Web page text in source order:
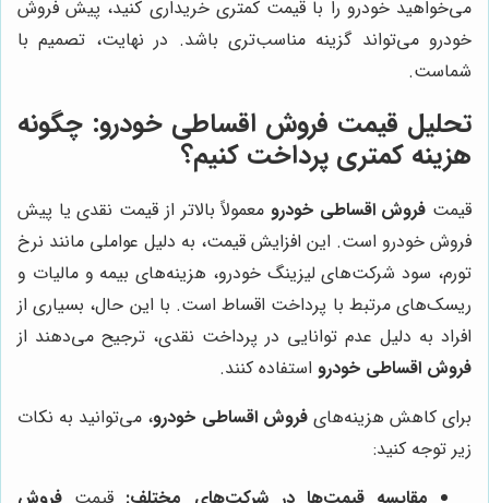
می‌خواهید خودرو را با قیمت کمتری خریداری کنید، پیش فروش
خودرو می‌تواند گزینه مناسب‌تری باشد. در نهایت، تصمیم با
شماست.
تحلیل قیمت فروش اقساطی خودرو: چگونه
هزینه کمتری پرداخت کنیم؟
قیمت فروش اقساطی خودرو معمولاً بالاتر از قیمت نقدی یا پیش
فروش خودرو است. این افزایش قیمت، به دلیل عواملی مانند نرخ
تورم، سود شرکت‌های لیزینگ خودرو، هزینه‌های بیمه و مالیات و
ریسک‌های مرتبط با پرداخت اقساط است. با این حال، بسیاری از
افراد به دلیل عدم توانایی در پرداخت نقدی، ترجیح می‌دهند از
فروش اقساطی خودرو استفاده کنند.
برای کاهش هزینه‌هایفروش اقساطی خودرو، می‌توانید به نکات
زیر توجه کنید: